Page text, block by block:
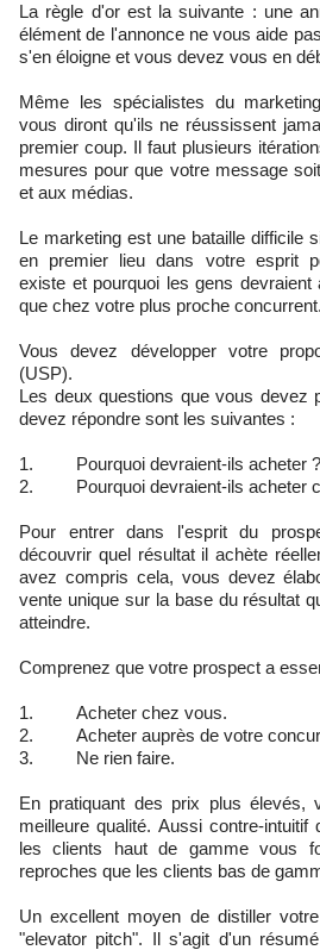
La règle d'or est la suivante : une
élément de l'annonce ne vous aide
s'en éloigne et vous devez vous en
Même les spécialistes du
vous diront qu'ils ne réussissent
premier coup. Il faut plusieurs
mesures pour que votre message
et aux médias.
Le marketing est une bataille difficile
en premier lieu dans votre esprit
existe et pourquoi les gens
que chez votre plus proche concurrent.
Vous devez développer votre
(USP).
Les deux questions que vous devez
devez répondre sont les suivantes :
1. Pourquoi devraient-ils acheter ?
2. Pourquoi devraient-ils acheter
Pour entrer dans l'esprit du
découvrir quel résultat il achète
avez compris cela, vous devez
vente unique sur la base du résultat
atteindre.
Comprenez que votre prospect a
1. Acheter chez vous.
2. Acheter auprès de votre
3. Ne rien faire.
En pratiquant des prix plus élevés,
meilleure qualité. Aussi contre-
les clients haut de gamme vous
reproches que les clients bas de
Un excellent moyen de distiller
"elevator pitch". Il s'agit d'un